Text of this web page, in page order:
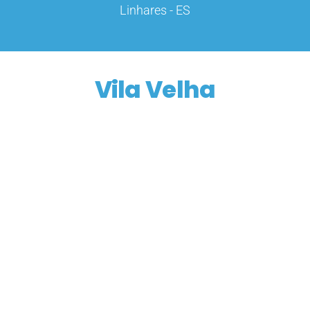
Linhares - ES
Vila Velha